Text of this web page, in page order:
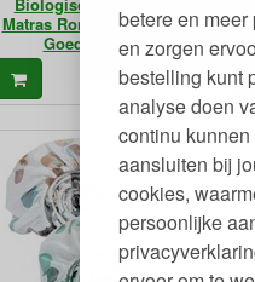
betere en
en zorgen
bestelling kunt
analyse doen
continu
aansluiten bij
cookies,
persoonlijke
Matras Ronja Plus Zeer
Goed Getest
€279,00